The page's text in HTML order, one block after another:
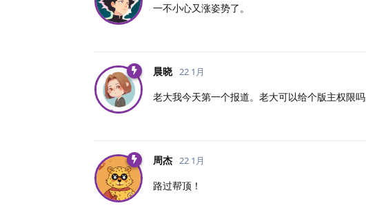
一不小心又涨姿势了。
晨晓 22 1月
老大我今天第一个报道。老大可以给个版主权限吗
周杰 22 1月
路过帮顶！